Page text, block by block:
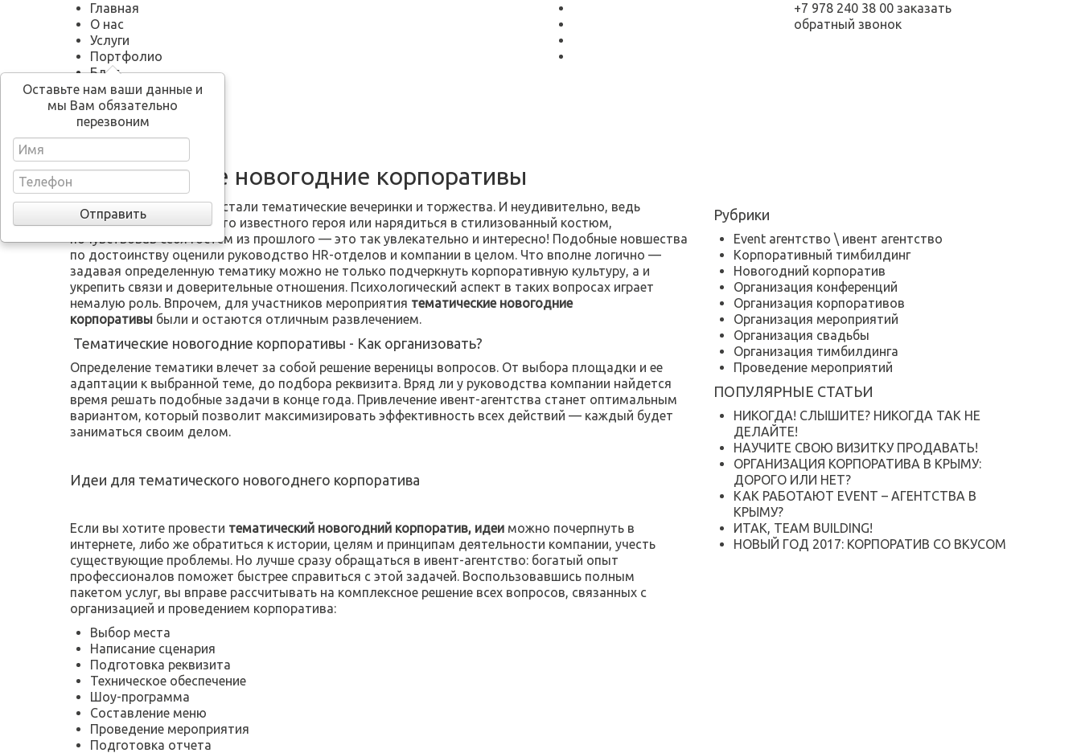
Главная
О нас
Услуги
Портфолио
Блог
Кино Новый год
Контакты
+7 978 240 38 00 заказать
обратный звонок
Оставьте нам ваши данные и
мы Вам обязательно
перезвоним
Тематические новогодние корпоративы
Все более популярными стали тематические вечеринки и торжества. И неудивительно, ведь
преобразиться в какого-то известного героя или нарядиться в стилизованный костюм,
почувствовав себя гостем из прошлого — это так увлекательно и интересно! Подобные новшества
по достоинству оценили руководство HR-отделов и компании в целом. Что вполне логично —
задавая определенную тематику можно не только подчеркнуть корпоративную культуру, а и
укрепить связи и доверительные отношения. Психологический аспект в таких вопросах играет
немалую роль. Впрочем, для участников мероприятия тематические новогодние
корпоративы были и остаются отличным развлечением.
Тематические новогодние корпоративы - Как организовать?
Определение тематики влечет за собой решение вереницы вопросов. От выбора площадки и ее
адаптации к выбранной теме, до подбора реквизита. Вряд ли у руководства компании найдется
время решать подобные задачи в конце года. Привлечение ивент-агентства станет оптимальным
вариантом, который позволит максимизировать эффективность всех действий — каждый будет
заниматься своим делом.
Идеи для тематического новогоднего корпоратива
Если вы хотите провести тематический новогодний корпоратив, идеи можно почерпнуть в
интернете, либо же обратиться к истории, целям и принципам деятельности компании, учесть
существующие проблемы. Но лучше сразу обращаться в ивент-агентство: богатый опыт
профессионалов поможет быстрее справиться с этой задачей. Воспользовавшись полным
пакетом услуг, вы вправе рассчитывать на комплексное решение всех вопросов, связанных с
организацией и проведением корпоратива:
Выбор места
Написание сценария
Подготовка реквизита
Техническое обеспечение
Шоу-программа
Составление меню
Проведение мероприятия
Подготовка отчета
Рубрики
Event агентство \ ивент агентство
Корпоративный тимбилдинг
Новогодний корпоратив
Организация конференций
Организация корпоративов
Организация мероприятий
Организация свадьбы
Организация тимбилдинга
Проведение мероприятий
ПОПУЛЯРНЫЕ СТАТЬИ
НИКОГДА! СЛЫШИТЕ? НИКОГДА ТАК НЕ
ДЕЛАЙТЕ!
НАУЧИТЕ СВОЮ ВИЗИТКУ ПРОДАВАТЬ!
ОРГАНИЗАЦИЯ КОРПОРАТИВА В КРЫМУ:
ДОРОГО ИЛИ НЕТ?
КАК РАБОТАЮТ EVENT – АГЕНТСТВА В
КРЫМУ?
ИТАК, TEAM BUILDING!
НОВЫЙ ГОД 2017: КОРПОРАТИВ СО ВКУСОМ